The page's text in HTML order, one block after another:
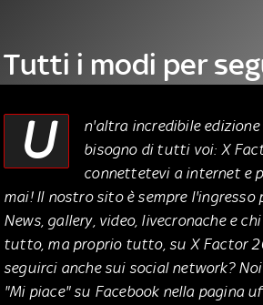
Tutti i modi per
04 Settembre 2015
U
n'altra incredibile
bisogno di tutti voi: X
connettetevi a internet e
mai! Il nostro sito è sempre l'ingresso
News, gallery, video, livecronache e
tutto, ma proprio tutto, su X Factor
seguirci anche sui social network?
"Mi piace" su Facebook nella pagina